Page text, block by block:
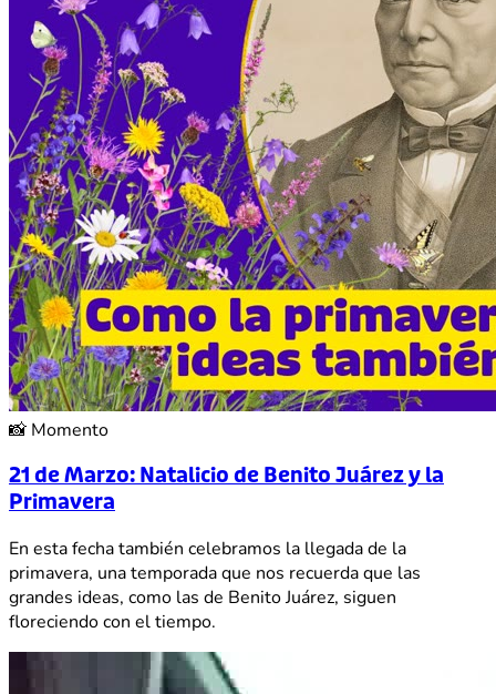
📸 Momento
21 de Marzo: Natalicio de Benito Juárez y la
Primavera
En esta fecha también celebramos la llegada de la
primavera, una temporada que nos recuerda que las
grandes ideas, como las de Benito Juárez, siguen
floreciendo con el tiempo.